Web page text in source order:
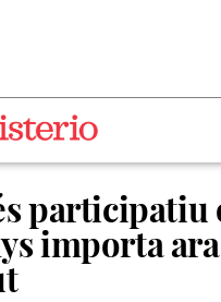
participatiu
importa